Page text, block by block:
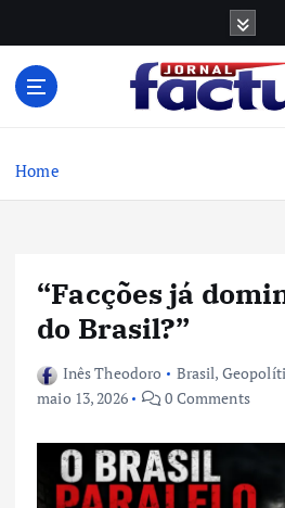
Home
“Facções já
do Brasil?”
Inês Theodoro Brasil,
maio 13, 2026
0 Comments